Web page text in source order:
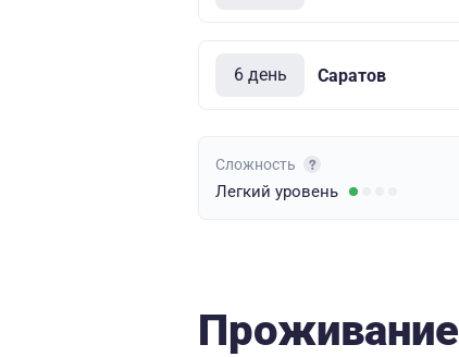
6 день Саратов
Сложность
Легкий уровень
Проживание